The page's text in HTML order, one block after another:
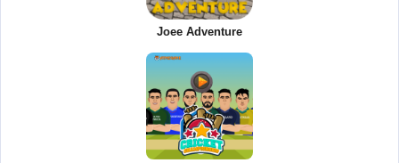
Joee Adventure